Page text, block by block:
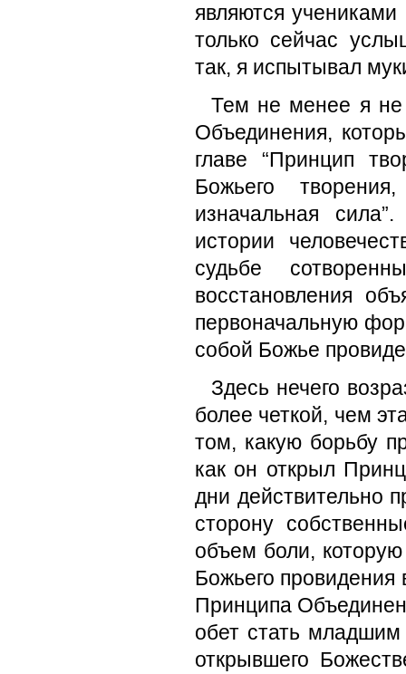
являются
только сейчас
так, я испытывал
Тем не менее я не
Объединения,
главе “Принцип
Божьего
изначальная
истории
судьбе
восстановления
первоначальную
собой Божье
Здесь нечего
более четкой, чем
том, какую борьбу
как он открыл
дни действительно
сторону
объем боли,
Божьего
Принципа
обет стать
открывшего